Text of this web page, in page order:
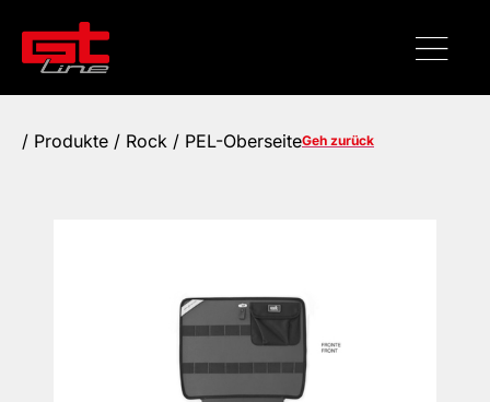
/ Produkte / Rock / PEL-OberseiteGeh zurück